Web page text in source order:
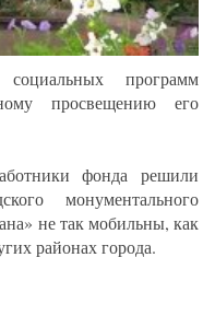
программ
просвещению его
фонда решили
монументального
не так мобильны, как
районах города.